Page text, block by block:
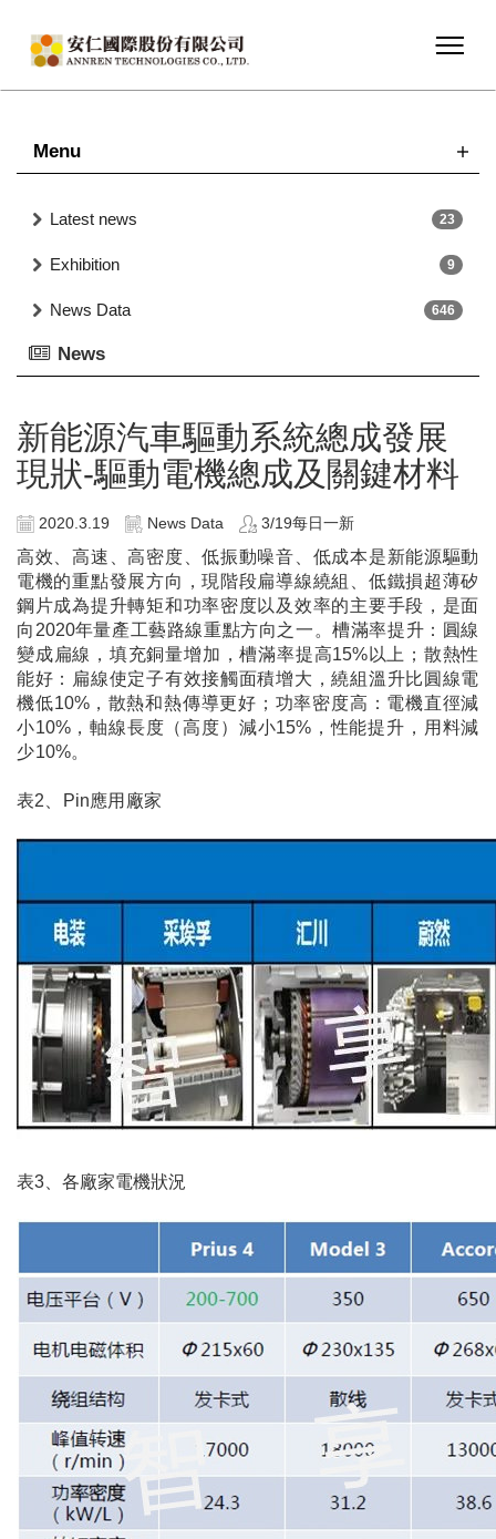
Menu
Latest news 23
Exhibition 9
News Data 646
News
新能源汽車驅動系統總成發展
現狀-驅動電機總成及關鍵材料
2020.3.19 News Data 3/19每日一新
高效、高速、高密度、低振動噪音、低成本是新能源驅動
電機的重點發展方向，現階段扁導線繞組、低鐵損超薄矽
鋼片成為提升轉矩和功率密度以及效率的主要手段，是面
向 2020年量產工藝路線重點方向之一。槽滿率提升：圓線
變成扁線，填充銅量增加，槽滿率提高15% 以上；散熱性
能好：扁線使定子有效接觸面積增大，繞組溫升比圓線電
機低10%，散熱和熱傳導更好；功率密度高：電機直徑減
小10%，軸線長度（高度）減小15% ，性能提升，用料減
少10%。
表2 Pin應用廠家
表3、各廠家電機狀況